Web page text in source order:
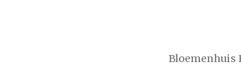
Bloemenhuis